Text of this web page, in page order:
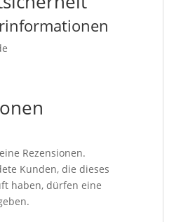
Rezensionen.
Kunden, die dieses
haben, dürfen eine